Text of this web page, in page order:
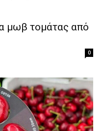
μωβ τομάτας από
0